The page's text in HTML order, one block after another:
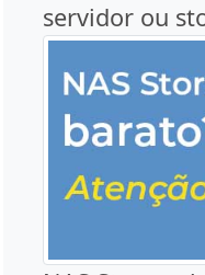
servidor ou